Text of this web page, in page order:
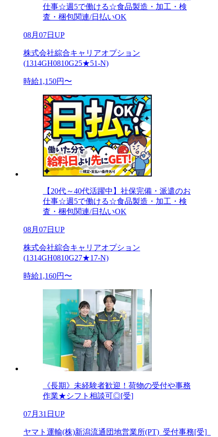
仕事☆週5で働ける☆食品製造・加工・検
査・梱包関連/日払いOK
08月07日UP
株式会社綜合キャリアオプション
(1314GH0810G25★51-N)
時給1,150円〜
【20代～40代活躍中】社保完備・派遣のお
仕事☆週5で働ける☆食品製造・加工・検
査・梱包関連/日払いOK
08月07日UP
株式会社綜合キャリアオプション
(1314GH0810G27★17-N)
時給1,160円〜
《長期》未経験者歓迎！荷物の受付や事務
作業★シフト相談可◎[受]
07月31日UP
ヤマト運輸(株)新潟流通団地営業所(PT)_受付事務[受]_